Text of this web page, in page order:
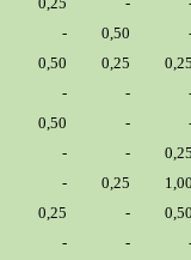
- 0,50
0,50 0,25
- -
0,50 -
- -
- 0,25
0,25 -
- -